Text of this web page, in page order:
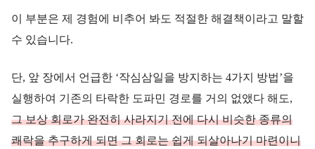
이 부분은 제 경험에 비추어 봐도 적절한 해결책이라고 말할
수 있습니다.
단, 앞 장에서 언급한 ‘작심삼일을 방지하는 4가지 방법’을
실행하여 기존의 타락한 도파민 경로를 거의 없앴다 해도,
그 보상 회로가 완전히 사라지기 전에 다시 비슷한 종류의
쾌락을 추구하게 되면 그 회로는 쉽게 되살아나기 마련이니